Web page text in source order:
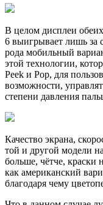
В целом дисплеи
6 выигрывает лишь за
рода мобильный
этой технологии,
Peek и Pop, для
возможности,
степени давления
Качество экрана,
той и другой модели
больше, чётче, краски
как американский
благодаря чему